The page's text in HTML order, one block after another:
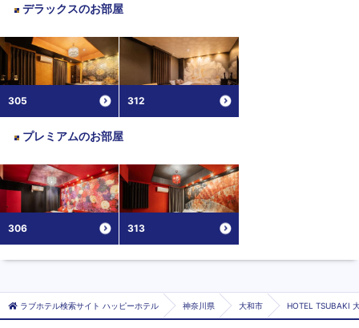
デラックスのお部屋
305 312
プレミアムのお部屋
306 313
ラブホテル検索サイト ハッピーホテル 神奈川県 大和市 HOTEL TSUBAKI